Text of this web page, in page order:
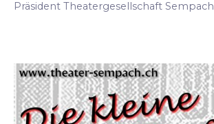
Präsident Theatergesellschaft Sempach